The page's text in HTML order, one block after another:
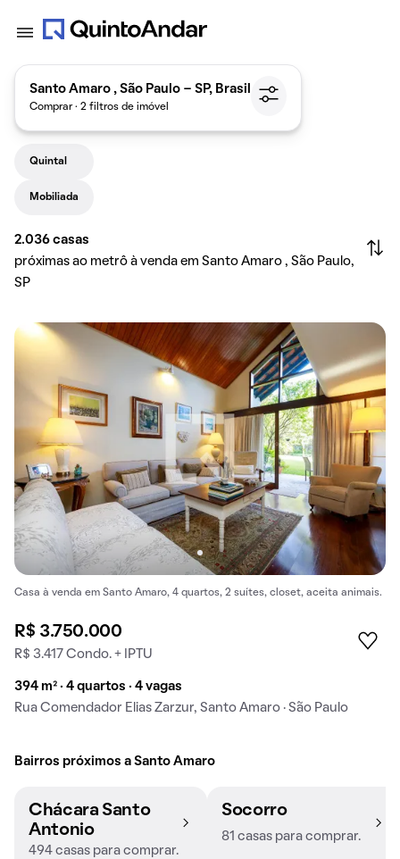
Santo Amaro , São Paulo - SP, Brasil
Comprar · 2 filtros de imóvel
Quintal
Mobiliada
2.036 casas
próximas ao metrô à venda em Santo Amaro , São Paulo,
SP
Casa à venda em Santo Amaro, 4 quartos, 2 suítes, closet, aceita animais.
R$ 3.750.000
R$ 3.417 Condo. + IPTU
394 m² · 4 quartos · 4 vagas
Rua Comendador Elias Zarzur, Santo Amaro · São Paulo
Bairros próximos a Santo Amaro
Chácara Santo
Antonio
494 casas para comprar.
Socorro
81 casas para comprar.